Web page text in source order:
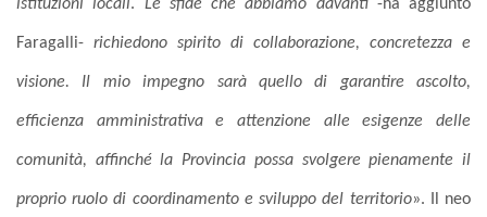
istituzioni locali. Le sfide che abbiamo davanti-ha aggiunto
Faragalli- richiedono spirito di collaborazione, concretezza e
visione. Il mio impegno sarà quello di garantire ascolto,
efficienza amministrativa e attenzione alle esigenze delle
comunità, affinché la Provincia possa svolgere pienamente il
proprio ruolo di coordinamento e sviluppo del territorio». Il neo